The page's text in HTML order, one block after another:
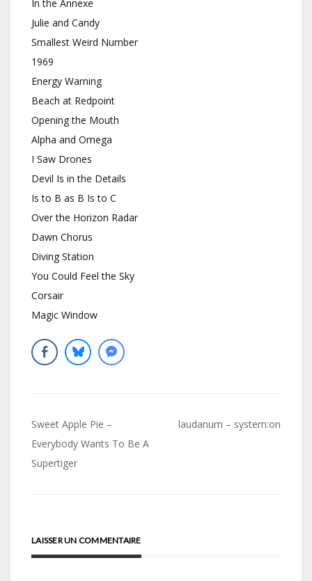
In the Annexe
Julie and Candy
Smallest Weird Number
1969
Energy Warning
Beach at Redpoint
Opening the Mouth
Alpha and Omega
I Saw Drones
Devil Is in the Details
Is to B as B Is to C
Over the Horizon Radar
Dawn Chorus
Diving Station
You Could Feel the Sky
Corsair
Magic Window
Navigation
de
l’article
Sweet Apple Pie –
Everybody Wants To Be A
Supertiger
laudanum – system:on
LAISSER UN COMMENTAIRE